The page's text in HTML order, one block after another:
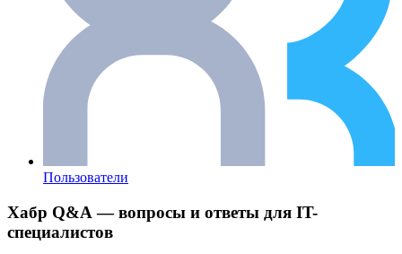
Пользователи
Хабр Q&A — вопросы и ответы для IT-
специалистов